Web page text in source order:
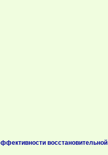
восстановительной